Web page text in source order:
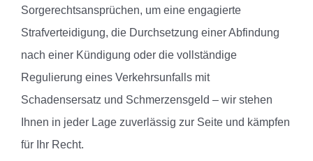
Sorgerechtsansprüchen, um eine engagierte
Strafverteidigung, die Durchsetzung einer Abfindung
nach einer Kündigung oder die vollständige
Regulierung eines Verkehrsunfalls mit
Schadensersatz und Schmerzensgeld – wir stehen
Ihnen in jeder Lage zuverlässig zur Seite und kämpfen
für Ihr Recht.